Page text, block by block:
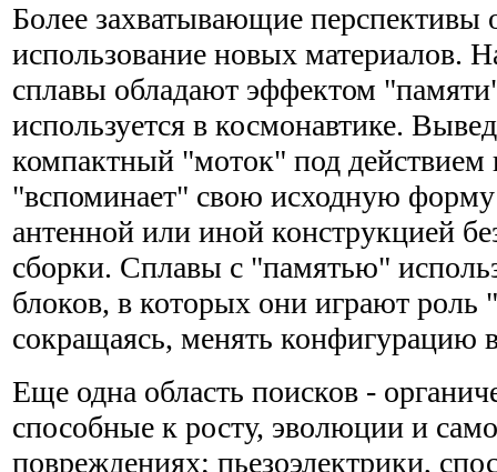
Более захватывающие перспективы
использование новых материалов.
сплавы обладают эффектом
используется в космонавтике.
компактный "моток" под действием
"вспоминает" свою исходную форму
антенной или иной конструкцией
сборки. Сплавы с "памятью"
блоков, в которых они играют
сокращаясь, менять конфигурацию
Еще одна область поисков -
способные к росту, эволюции и
повреждениях; пьезоэлектрики,